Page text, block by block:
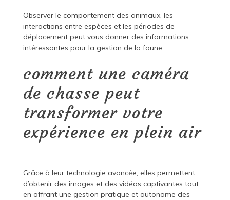
Observer le comportement des animaux, les
interactions entre espèces et les périodes de
déplacement peut vous donner des informations
intéressantes pour la gestion de la faune.
comment une caméra
de chasse peut
transformer votre
expérience en plein air
Grâce à leur technologie avancée, elles permettent
d’obtenir des images et des vidéos captivantes tout
en offrant une gestion pratique et autonome des